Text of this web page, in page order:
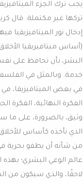
يجب ترك الجزء
تركها غير مكتملة. قال
إدخال نور الميتافيزيقيا
(أساس ميتافيزيقيا
البشر، بأن تحافظ على
خدمة. وبالمثل في
في بعض الميتافيزيقا،
الفكرة النهائية،
وثيق، بالضرورة، على ما
الذي نأخذه كأساس
من شأنه أن يطفو بحرية
عالم الوعي البشري؛
لاحقًا، والذي سيكون من